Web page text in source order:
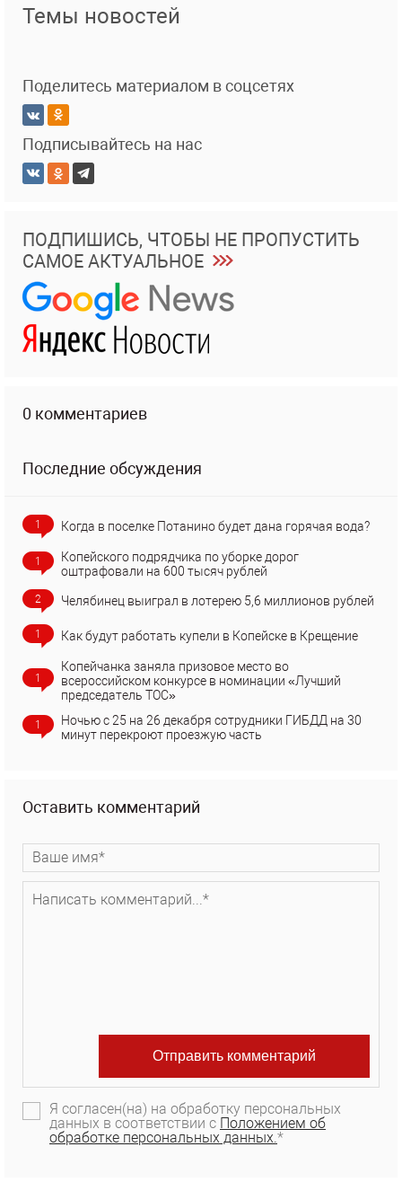
Темы новостей
Поделитесь материалом в соцсетях
Подписывайтесь на нас
ПОДПИШИСЬ, ЧТОБЫ НЕ ПРОПУСТИТЬ
САМОЕ АКТУАЛЬНОЕ
0 комментариев
Последние обсуждения
1 Когда в поселке Потанино будет дана горячая вода?
1
Копейского подрядчика по уборке дорог
оштрафовали на 600 тысяч рублей
2 Челябинец выиграл в лотерею 5,6 миллионов рублей
1 Как будут работать купели в Копейске в Крещение
1
Копейчанка заняла призовое место во
всероссийском конкурсе в номинации «Лучший
председатель ТОС»
1
Ночью с 25 на 26 декабря сотрудники ГИБДД на 30
минут перекроют проезжую часть
Оставить комментарий
Я согласен(на) на обработку персональных
данных в соответствии с Положением об
обработке персональных данных.*